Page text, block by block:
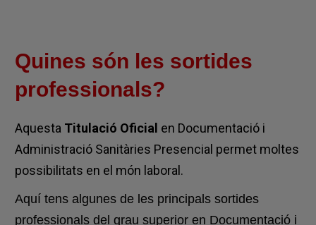
Quines són les sortides
professionals?
Aquesta Titulació Oficial en Documentació i
Administració Sanitàries Presencial permet moltes
possibilitats en el món laboral.
Aquí tens algunes de les principals sortides
professionals del grau superior en Documentació i